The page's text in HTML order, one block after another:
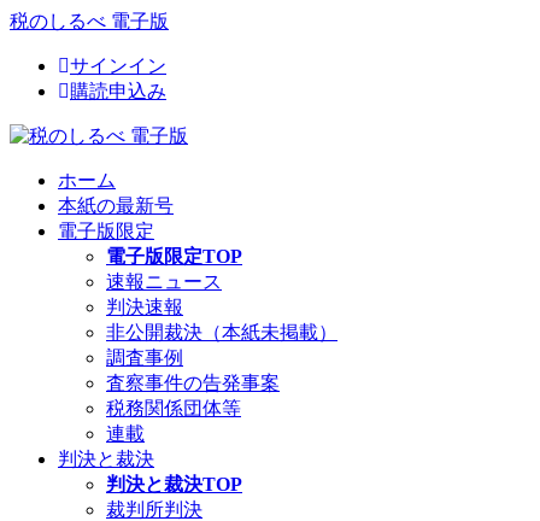
税のしるべ 電子版
サインイン
購読申込み
ホーム
本紙の最新号
電子版限定
電子版限定TOP
速報ニュース
判決速報
非公開裁決（本紙未掲載）
調査事例
査察事件の告発事案
税務関係団体等
連載
判決と裁決
判決と裁決TOP
裁判所判決